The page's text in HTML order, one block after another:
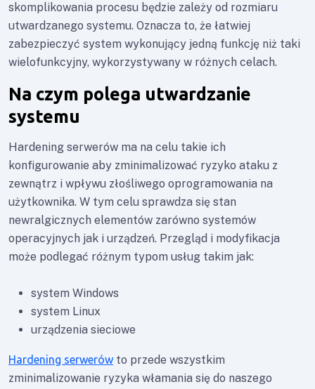
skomplikowania procesu będzie zależy od rozmiaru
utwardzanego systemu. Oznacza to, że łatwiej
zabezpieczyć system wykonujący jedną funkcję niż taki
wielofunkcyjny, wykorzystywany w różnych celach.
Na czym polega utwardzanie
systemu
Hardening serwerów ma na celu takie ich
konfigurowanie aby zminimalizować ryzyko ataku z
zewnątrz i wpływu złośliwego oprogramowania na
użytkownika. W tym celu sprawdza się stan
newralgicznych elementów zarówno systemów
operacyjnych jak i urządzeń. Przegląd i modyfikacja
może podlegać różnym typom usług takim jak:
system Windows
system Linux
urządzenia sieciowe
Hardening serwerów to przede wszystkim
zminimalizowanie ryzyka włamania się do naszego